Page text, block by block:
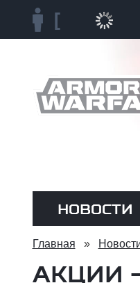
НОВОСТИ
Главная »
АКЦИИ